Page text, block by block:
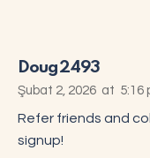
Doug2493
Şubat 2, 2026 at 5:16
Refer friends and
signup!